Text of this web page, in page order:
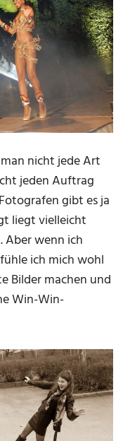
nicht jede Art
jeden Auftrag
gibt es ja
liegt vielleicht
Aber wenn ich
ich mich wohl
Bilder machen und
Win-Win-